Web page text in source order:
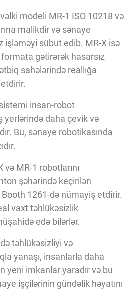
modeli MR-1 ISO 10218 və
malikdir və sənaye
işləməyi sübut edib. MR-X isə
gətirərək hasarsız
sahələrində reallığa
insan-robot
iş yerlərində daha çevik və
Bu, sənaye robotikasında
MR-1 robotlarını
şəhərində keçirilən
1261-də nümayiş etdirir.
vaxt təhlükəsizlik
edə bilərlər.
təhlükəsizliyi və
yanaşı, insanlarla daha
yeni imkanlar yaradır və bu
işçilərinin gündəlik həyatını